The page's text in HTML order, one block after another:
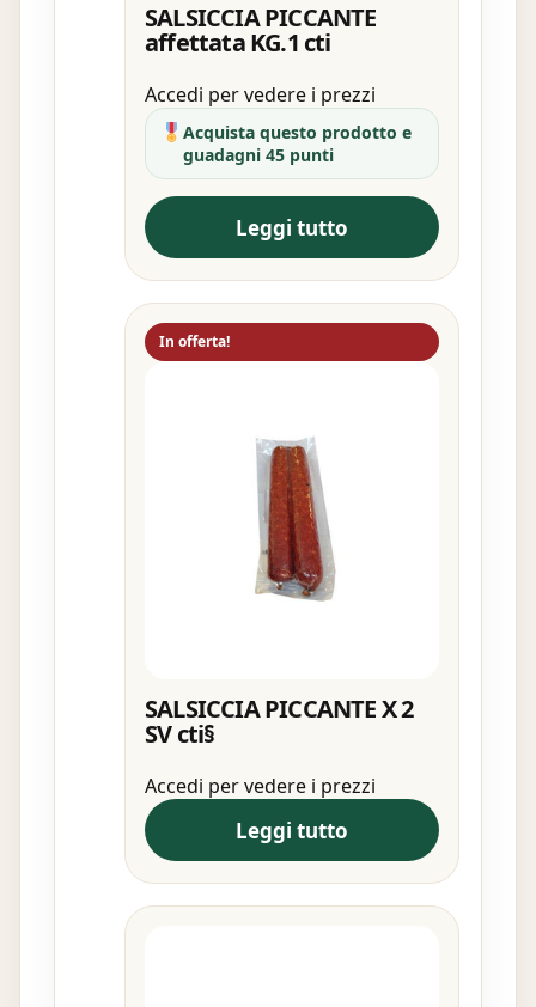
SALSICCIA PICCANTE
affettata KG.1 cti
Accedi per vedere i prezzi
Acquista questo prodotto e
guadagni 45 punti
Leggi tutto
In offerta!
SALSICCIA PICCANTE X 2
SV cti§
Accedi per vedere i prezzi
Leggi tutto